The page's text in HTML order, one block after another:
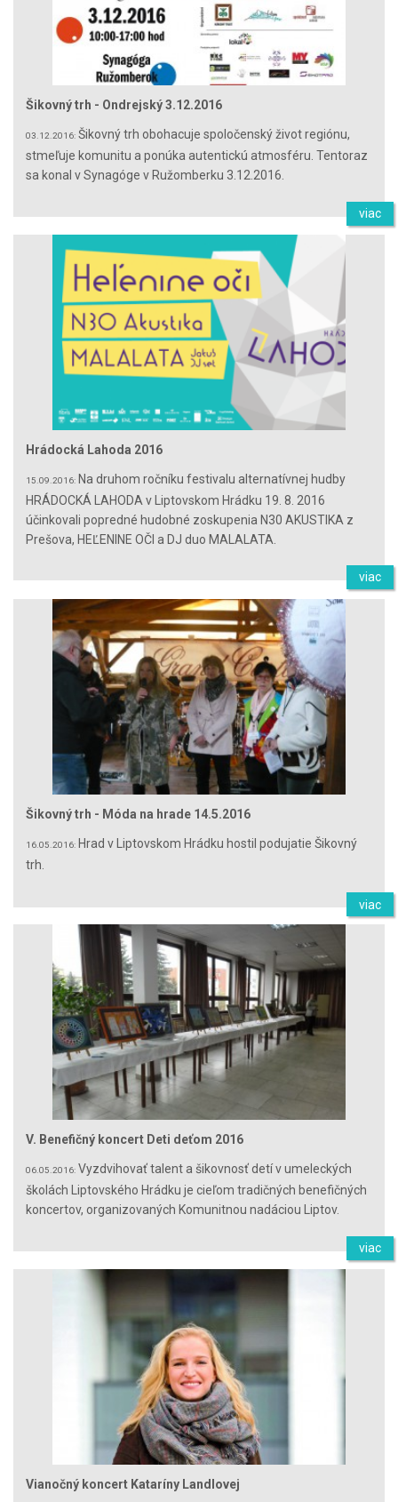
Šikovný trh - Ondrejský 3.12.2016
03.12.2016: Šikovný trh obohacuje spoločenský život regiónu,
stmeľuje komunitu a ponúka autentickú atmosféru. Tentoraz
sa konal v Synagóge v Ružomberku 3.12.2016.
viac
Hrádocká Lahoda 2016
15.09.2016: Na druhom ročníku festivalu alternatívnej hudby
HRÁDOCKÁ LAHODA v Liptovskom Hrádku 19. 8. 2016
účinkovali popredné hudobné zoskupenia N30 AKUSTIKA z
Prešova, HEĽENINE OČI a DJ duo MALALATA.
viac
Šikovný trh - Móda na hrade 14.5.2016
16.05.2016: Hrad v Liptovskom Hrádku hostil podujatie Šikovný
trh.
viac
V. Benefičný koncert Deti deťom 2016
06.05.2016: Vyzdvihovať talent a šikovnosť detí v umeleckých
školách Liptovského Hrádku je cieľom tradičných benefičných
koncertov, organizovaných Komunitnou nadáciou Liptov.
viac
Vianočný koncert Kataríny Landlovej